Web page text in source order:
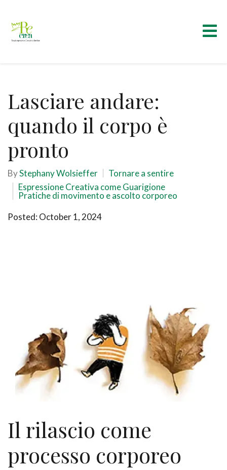
Lasciare andare:
quando il corpo è
pronto
ByStephany Wolsieffer
Tornare a sentire
Espressione Creativa come Guarigione
Pratiche di movimento e ascolto corporeo
Posted: October 1, 2024
Il rilascio come
processo corporeo